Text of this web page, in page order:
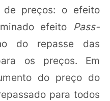
de preços: o efeito
efeito Pass-
do repasse das
os preços. Em
do preço do
para todos